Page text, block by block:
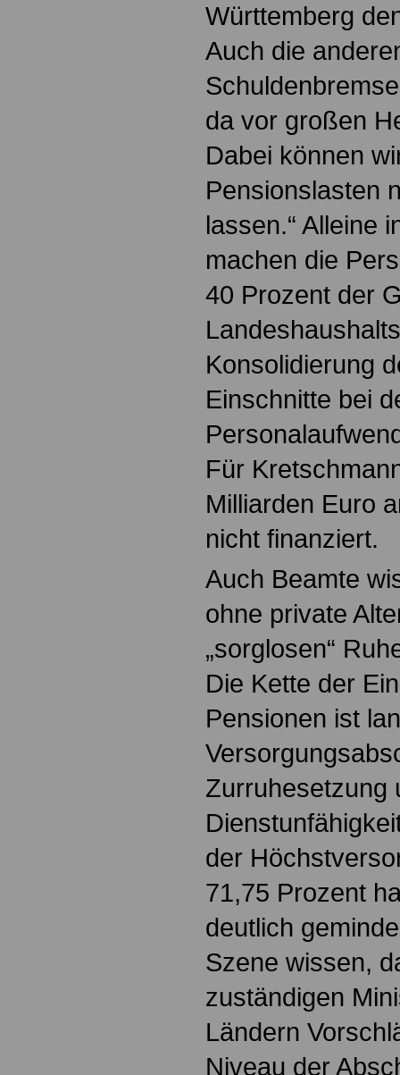
Württemberg
Auch die
da vor großen
Dabei können
Pensionslasten
lassen.“ Alleine
machen die
40 Prozent der
Konsolidierung
Einschnitte bei
Für
Milliarden Euro
nicht finanziert.
Auch Beamte
ohne private
„sorglosen“
Die Kette der
Pensionen ist
Zurruhesetzung
der
71,75 Prozent
deutlich
Szene wissen,
zuständigen
Ländern
Niveau der